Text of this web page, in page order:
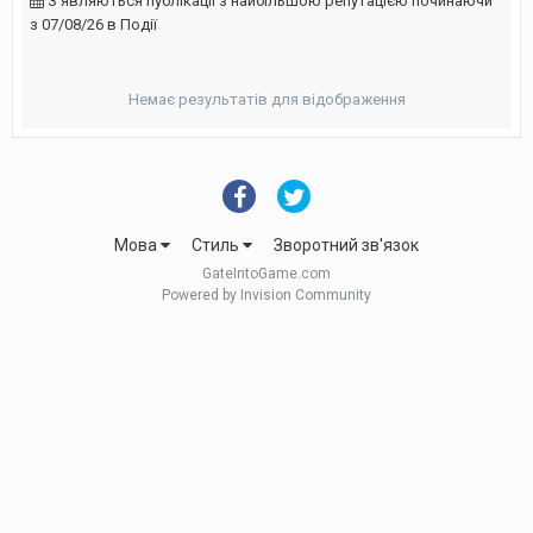
з 07/08/26 в Події
Немає результатів для відображення
Мова Стиль Зворотний зв'язок
GateIntoGame.com
Powered by Invision Community